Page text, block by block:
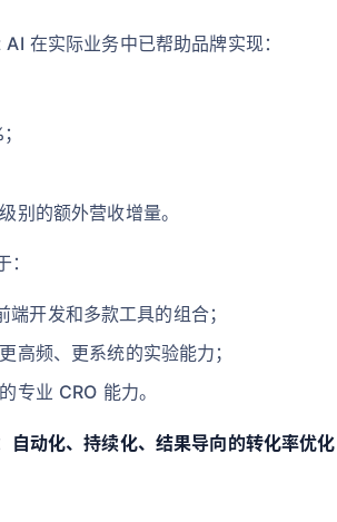
在实际业务中已帮助品牌实现：
别的额外营收增量。
开发和多款工具的组合；
高频、更系统的实验能力；
专业 CRO 能力。
自动化、持续化、结果导向的转化率优化